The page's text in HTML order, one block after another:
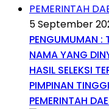
5 September
PENGUMUMAN :
NAMA YANG
HASIL SELEKSI
PIMPINAN
PEMERINTAH